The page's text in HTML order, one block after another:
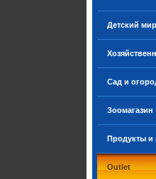
Детский мир
Сад и
Зоомагазин
Продукты и
Outlet